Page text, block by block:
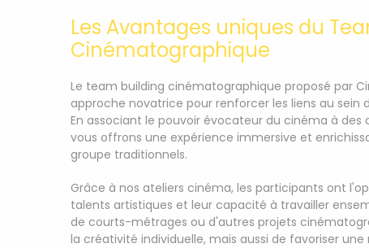
Les Avantages uniques du
Cinématographique
Le team building cinématographique proposé par
approche novatrice pour renforcer les liens au
En associant le pouvoir évocateur du cinéma à
vous offrons une expérience immersive et
groupe traditionnels.
Grâce à nos ateliers cinéma, les participants ont
talents artistiques et leur capacité à travailler
de courts-métrages ou d'autres projets
la créativité individuelle, mais aussi de favoriser